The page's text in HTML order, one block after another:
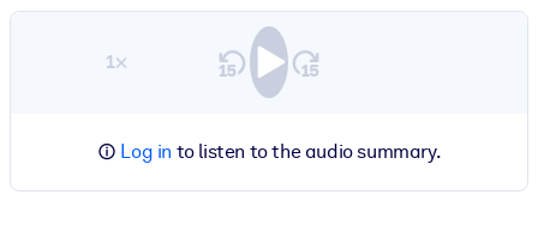
1×
Log in to listen to the audio summary.